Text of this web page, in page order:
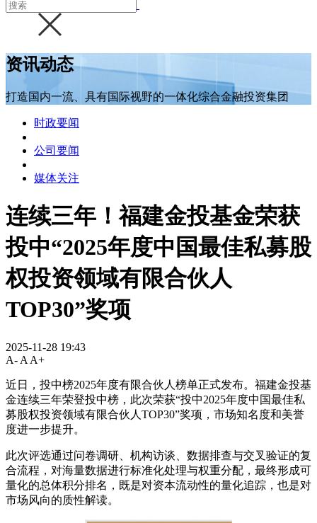
资讯动态
打造国内一流、具有国际视野的一体化综合金融投资集团
时政要闻
公司要闻
媒体关注
连续三年！福建金投基金荣获
投中“2025年度中国最佳私募股
权投资领域有限合伙人
TOP30”奖项
2025-11-28 19:43
A- A A+
近日，投中榜2025年度有限合伙人榜单正式发布。福建金投基
金连续三年荣登投中榜，此次荣获“投中2025年度中国最佳私
募股权投资领域有限合伙人TOP30”奖项，市场知名度和美誉
度进一步提升。
此次评选通过问卷调研、机构访谈、数据排查与交叉验证的复
合流程，对海量数据进行标准化处理与权重分配，最终形成可
量化的总体积分排名，既是对资本流动性的量化追踪，也是对
市场风向的质性解读。